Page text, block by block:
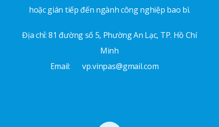
hoặc gián tiếp đến ngành công nghiệp bao bì.
Địa chỉ: 81 đường số 5, Phường An Lạc, TP. Hồ Chí
Minh
Email:
vp.vinpas@gmail.com